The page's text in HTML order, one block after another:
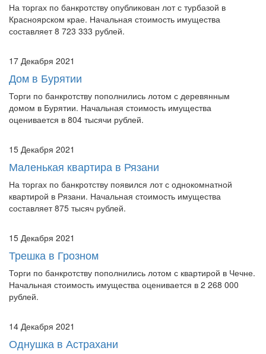
На торгах по банкротству опубликован лот с турбазой в
Красноярском крае. Начальная стоимость имущества
составляет 8 723 333 рублей.
17 Декабря 2021
Дом в Бурятии
Торги по банкротству пополнились лотом с деревянным
домом в Бурятии. Начальная стоимость имущества
оценивается в 804 тысячи рублей.
15 Декабря 2021
Маленькая квартира в Рязани
На торгах по банкротству появился лот с однокомнатной
квартирой в Рязани. Начальная стоимость имущества
составляет 875 тысяч рублей.
15 Декабря 2021
Трешка в Грозном
Торги по банкротству пополнились лотом с квартирой в Чечне.
Начальная стоимость имущества оценивается в 2 268 000
рублей.
14 Декабря 2021
Однушка в Астрахани